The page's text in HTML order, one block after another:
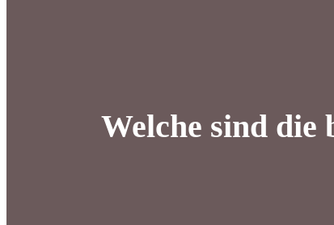
Welche sind die